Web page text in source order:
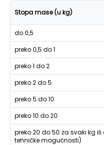
Stopa mase (u kg)
do 0,5
preko 0,5 do 1
preko 1 do 2
preko 2 do 5
preko 5 do 10
preko 10 do 20
preko 20 do 50 za svaki kg
tehničke mogućnosti)